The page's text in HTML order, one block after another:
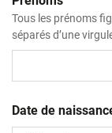
Tous les prénoms
séparés d’une
Date de